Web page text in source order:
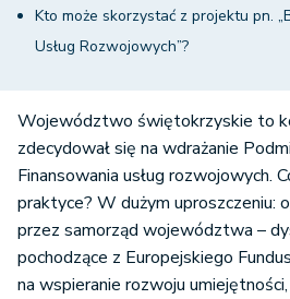
Kto może skorzystać z projektu pn.
Usług Rozwojowych”?
Województwo świętokrzyskie to
zdecydował się na wdrażanie
Finansowania usług rozwojowych.
praktyce? W dużym uproszczeniu:
przez samorząd województwa –
pochodzące z Europejskiego
na wspieranie rozwoju